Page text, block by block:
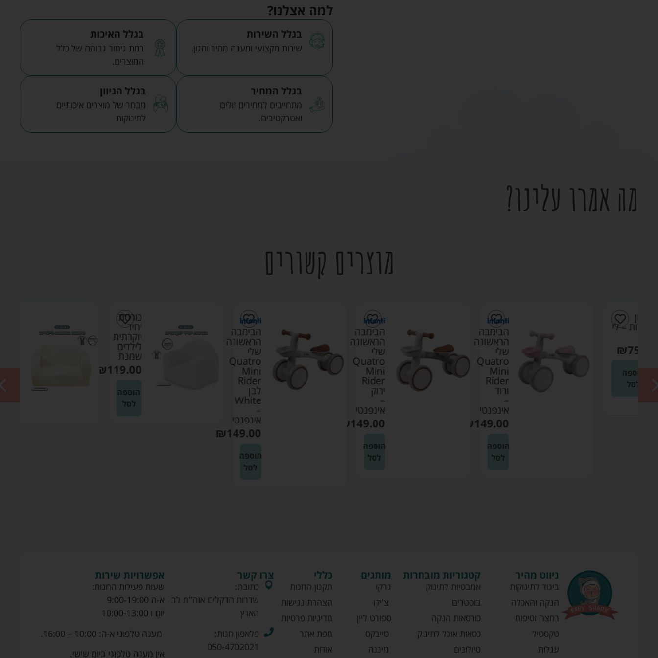
למה אצלנו?
בגלל השירות
שירות מקצועי ומענה מהיר והגון.
בגלל האיכות
רמת גימור גבוהה של כלל
המוצרים.
בגלל המחיר
מתחייבים למחירים זולים
ואטרקטיבים.
בגלל הגיוון
מבחר של מוצרים איכותיים
לתינוקות
מה אמרו עלינו?
מוצרים קשורים
הראשונה
Quatro
Rider
ורוד
₪
הבימבה
הראשונה
Quatro
Mini
Rider
ירוק
₪
הבימבה
הראשונה
Quatro
Mini
Rider
לבן
₪
יחיד
יוקרתית
לילדים
שמנת
₪
נפתחת
לילדים
הוספה
ניווט מהיר
ביגוד לתינוקות
הנקה והאכלה
רחצה וטיפוח
טקסטיל
עגלות
קטגוריות מובחרות
אמבטיות לתינוק
בוסטרים
כורסאות הנקה
כסאות אוכל לתינוק
טיולונים
מותגים
גרקו
צ'יקו
ספורט ליין
סייבקס
מיננה
כללי
תקנון החנות
הצהרת נגישות
מדיניות פרטיות
מפת אתר
אודות
צרו קשר
כתובת:
שדרות הדקלים אזה''ת לב
הארץ
פלאפון חנות:
050-4702021
אפשרויות שירות
שעות פעילות החנות:
א-ה 9:00-19:00
יום ו 10:00-13:00
מענה טלפוני א-ה: 10:00 – 16:00.
אין מענה טלפוני ביום שישי.